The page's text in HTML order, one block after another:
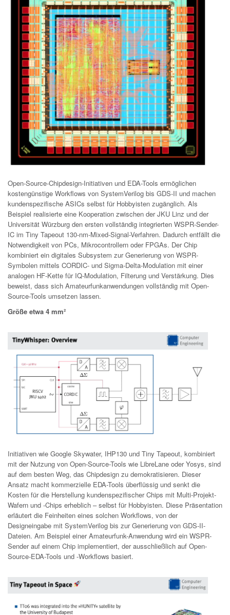
Open-Source-Chipdesign-Initiativen und EDA-Tools ermöglichen
kostengünstige Workflows von SystemVerilog bis GDS-II und machen
kundenspezifische ASICs selbst für Hobbyisten zugänglich. Als
Beispiel realisierte eine Kooperation zwischen der JKU Linz und der
Universität Würzburg den ersten vollständig integrierten WSPR-Sender-
IC im Tiny Tapeout 130-nm-Mixed-Signal-Verfahren. Dadurch entfällt die
Notwendigkeit von PCs, Mikrocontrollern oder FPGAs. Der Chip
kombiniert ein digitales Subsystem zur Generierung von WSPR-
Symbolen mittels CORDIC- und Sigma-Delta-Modulation mit einer
analogen HF-Kette für IQ-Modulation, Filterung und Verstärkung. Dies
beweist, dass sich Amateurfunkanwendungen vollständig mit Open-
Source-Tools umsetzen lassen.
Größe etwa 4 mm²
Initiativen wie Google Skywater, IHP130 und Tiny Tapeout, kombiniert
mit der Nutzung von Open-Source-Tools wie LibreLane oder Yosys, sind
auf dem besten Weg, das Chipdesign zu demokratisieren. Dieser
Ansatz macht kommerzielle EDA-Tools überflüssig und senkt die
Kosten für die Herstellung kundenspezifischer Chips mit Multi-Projekt-
Wafern und -Chips erheblich – selbst für Hobbyisten. Diese Präsentation
erläutert die Feinheiten eines solchen Workflows, von der
Designeingabe mit SystemVerilog bis zur Generierung von GDS-II-
Dateien. Am Beispiel einer Amateurfunk-Anwendung wird ein WSPR-
Sender auf einem Chip implementiert, der ausschließlich auf Open-
Source-EDA-Tools und -Workflows basiert.